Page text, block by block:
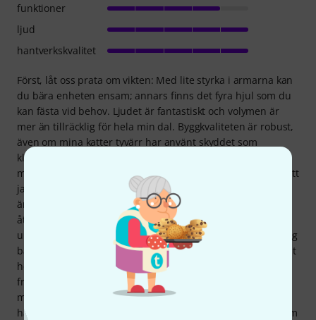
Först, låt oss prata om vikten: Med lite styrka i armarna kan
du bära enheten ensam; annars finns det fyra hjul som du
kan fästa vid behov. Ljudet är fantastiskt och volymen är
mer än tillräcklig för hela min dal. Byggkvaliteten är robust,
även om mina katter tyvärr har använt skyddet som
klösbräda. Jag köpte också en TaoTronics Bluetooth-
mottagare med 3,5 mm-uttag från Amazon för 15 euro så att
jag kan ansluta min telefon till högtalaren med Spotify. Det
är ett perfekt komplement till min Roland FA08 för ren
återgivning av höga och låga frekvenser. Jag hade
ursprungligen studiomonitorer, men de är inte bra för riktig
bas. Jag föredrar mycket mer en högtalare som kan göra allt
hemma och som även är lämplig för scenbruk. Gallret
framför högtalarna hindrar också barn från att buckla dem
med fingrarna. Tack vare sin robusta konstruktion är den
här högtalaren inte för ömtålig för trädgårdsfester, även om
funktioner
ljud
hantverkskvalitet